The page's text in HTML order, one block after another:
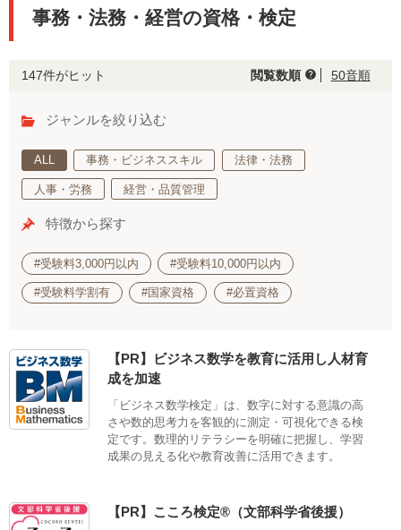
事務・法務・経営の資格・検定
147件がヒット 閲覧数順 help 50音順
ジャンルを絞り込む
ALL 事務・ビジネススキル 法律・法務
人事・労務 経営・品質管理
特徴から探す
#受験料3,000円以内 #受験料10,000円以内
#受験料学割有 #国家資格 #必置資格
【PR】ビジネス数学を教育に活用し人材育
成を加速
「ビジネス数学検定」は、数字に対する意識の高
さや数的思考力を客観的に測定・可視化できる検
定です。数理的リテラシーを明確に把握し、学習
成果の見える化や教育改善に活用できます。
【PR】こころ検定®（文部科学省後援）